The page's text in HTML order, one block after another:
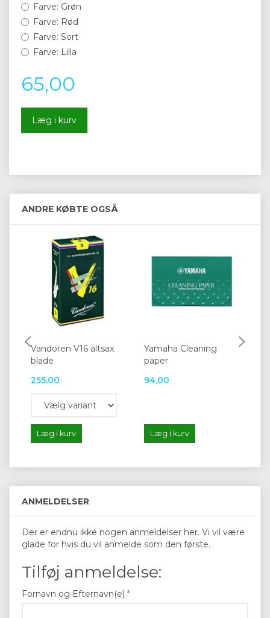
Farve: Grøn
Farve: Rød
Farve: Sort
Farve: Lilla
65,00
Læg i kurv
ANDRE KØBTE OGSÅ
Vandoren V16 altsax
blade
255,00
Læg i kurv
Yamaha Cleaning
paper
94,00
Læg i kurv
ANMELDELSER
Der er endnu ikke nogen anmeldelser her. Vi vil være
glade for hvis du vil anmelde som den første.
Tilføj anmeldelse:
Fornavn og Efternavn(e)